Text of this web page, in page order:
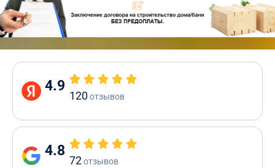
4.9
120отзывов
4.8
72отзывов